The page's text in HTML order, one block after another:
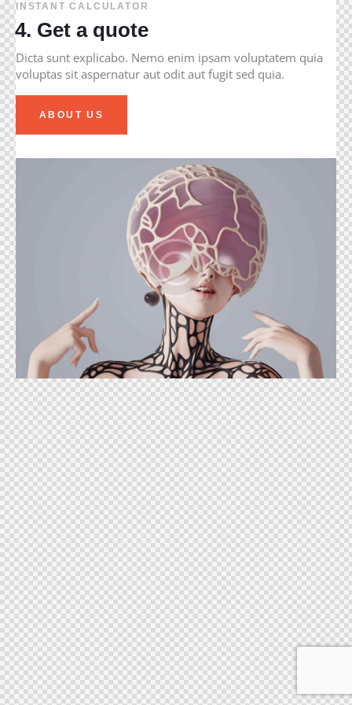
INSTANT CALCULATOR
4. Get a quote
Dicta sunt explicabo. Nemo enim ipsam voluptatem quia
voluptas sit aspernatur aut odit aut fugit sed quia.
ABOUT US